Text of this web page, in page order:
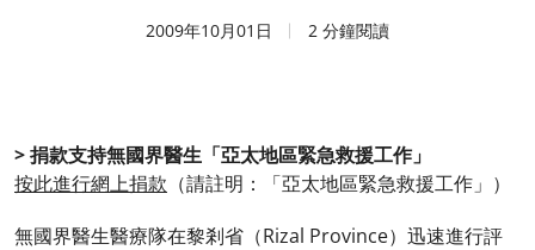
2009年10月01日 2 分鐘閱讀
> 捐款支持無國界醫生「亞太地區緊急救援工作」
按此進行網上捐款 （請註明：「亞太地區緊急救援工作」）
無國界醫生醫療隊在黎剎省（Rizal Province）迅速進行評